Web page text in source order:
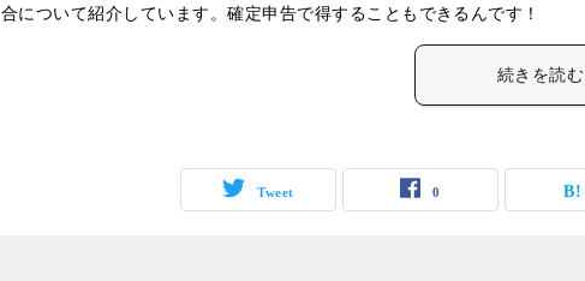
合について紹介しています。確定申告で得することもできるんです！
続きを読む
Tweet 0